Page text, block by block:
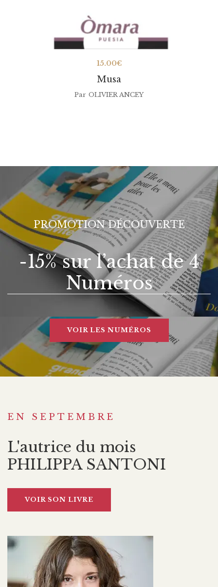
Musa
15.00€
Par OLIVIER ANCEY
PROMOTION DÉCOUVERTE
-15% sur l’achat de 4
Numéros
VOIR LES NUMÉROS
EN SEPTEMBRE
L'autrice du mois
PHILIPPA SANTONI
VOIR SON LIVRE